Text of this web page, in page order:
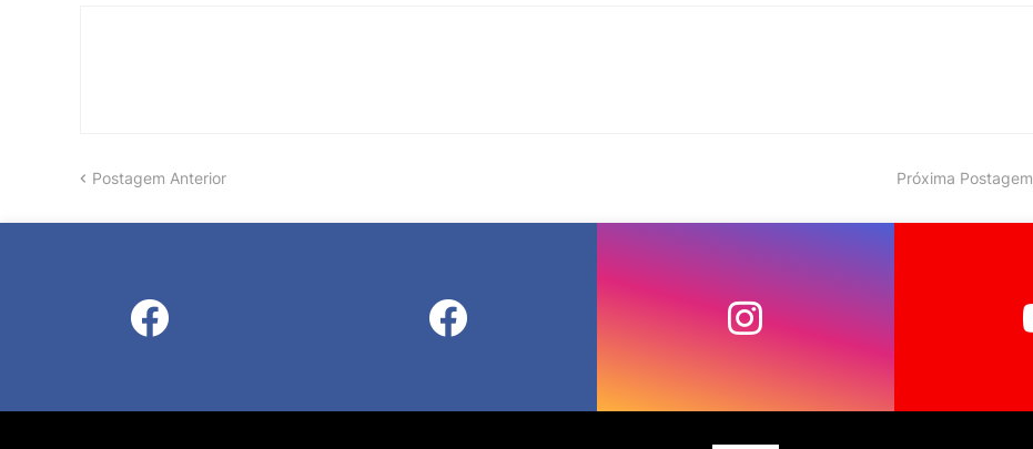
Postagem Anterior Próxima Postagem